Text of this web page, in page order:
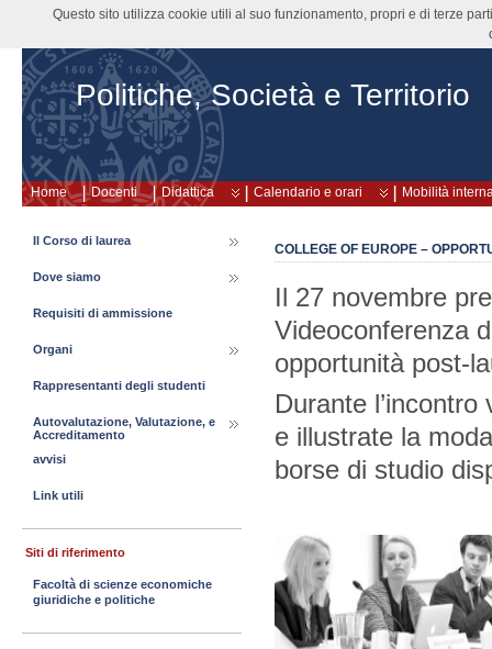
Politiche, Società e Territorio
Home Docenti Didattica Calendario e orari Mobilità
COLLEGE OF EUROPE –
Il 27 novembre
Videoconferenza
opportunità post-
Durante
e illustrate la
borse di studio
Il Corso di laurea
Dove siamo
Requisiti di ammissione
Organi
Rappresentanti degli studenti
Autovalutazione, Valutazione, e
Accreditamento
avvisi
Link utili
Siti di riferimento
Facoltà di scienze economiche
giuridiche e politiche
Questo sito utilizza cookie utili al suo funzionamento, propri e di terze